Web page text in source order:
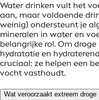
Water drinken vult het
aan, maar voldoende
weinig) ondersteunt je
mineralen in water en
belangrijke rol. Om
hydratatie en
cruciaal: ze helpen een
vocht vasthoudt.
Wat veroorzaakt extreem droge